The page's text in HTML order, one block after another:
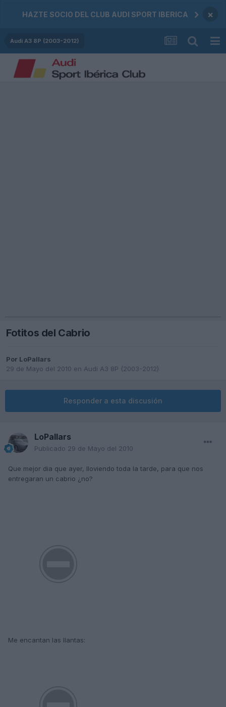
HAZTE SOCIO DEL CLUB AUDI SPORT IBERICA ×
Audi A3 8P (2003-2012)
Fotitos del Cabrio
Por LoPallars
29 de Mayo del 2010 en Audi A3 8P (2003-2012)
Responder a esta discusión
LoPallars
Publicado 29 de Mayo del 2010
Que mejor dia que ayer, lloviendo toda la tarde, para que nos
entregaran un cabrio ¿no?
Me encantan las llantas: